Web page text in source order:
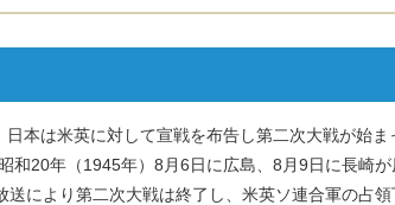
本は米英に対して宣戦を布告し第二次大戦が始
和20年（1945年）8月6日に広島、8月9日に長崎
により第二次大戦は終了し、米英ソ連合軍の占領